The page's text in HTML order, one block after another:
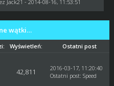
Jack21 - 2014-08-16, 11:53:51
wątki…
Wyświetleń: Ostatni post
42,811
2016-03-17, 11:20:40
Ostatni post: Speed